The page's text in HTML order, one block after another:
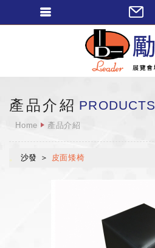
產品介紹 PRODUCTS
Home 產品介紹
沙發 皮面矮椅